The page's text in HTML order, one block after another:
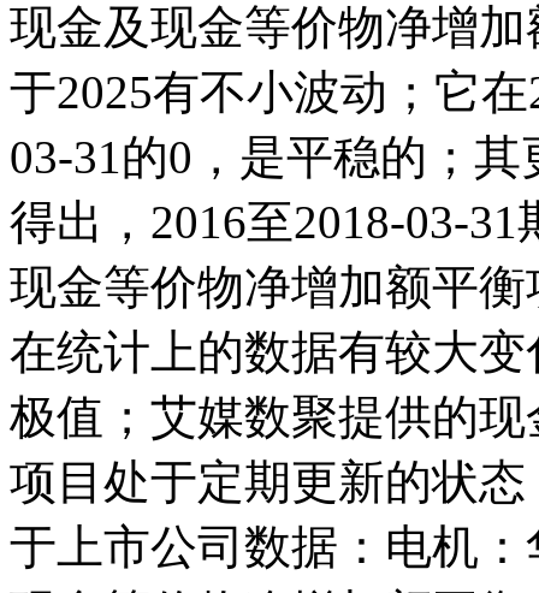
现金及现金等价物净增
于2025有不小波动；它
03-31的0，是平稳的；
得出，2016至2018-03-
现金等价物净增加额平衡
在统计上的数据有较大
极值；艾媒数聚提供的
项目处于定期更新的状
于上市公司数据：电机